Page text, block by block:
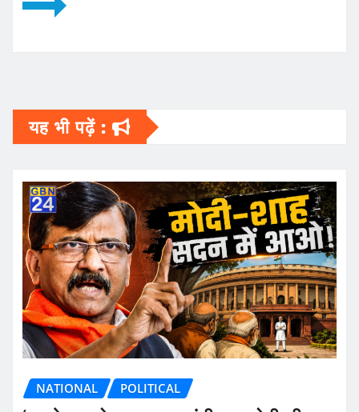
यह भी पढ़ें :
NATIONAL POLITICAL